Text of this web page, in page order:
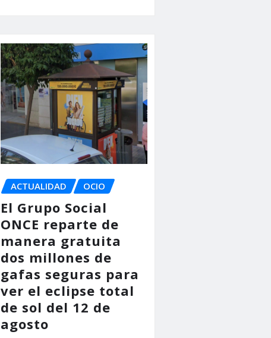
ACTUALIDAD OCIO
El Grupo Social
ONCE reparte de
manera gratuita
dos millones de
gafas seguras para
ver el eclipse total
de sol del 12 de
agosto